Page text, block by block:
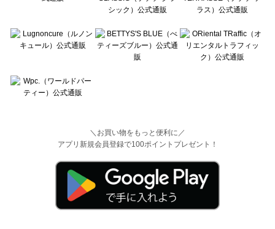
＼お買い物をもっと便利に／
アプリ新規会員登録で100ポイントプレゼント！